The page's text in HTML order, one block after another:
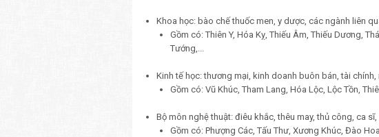
Khoa học: bào chế thuốc men, y dược, các ngành liên
Gồm có: Thiên Y, Hóa Kỵ, Thiếu Âm, Thiếu Dương,
Tướng,...
Kinh tế học: thương mại, kinh doanh buôn bán, tài
Gồm có: Vũ Khúc, Tham Lang, Hóa Lộc, Lộc Tồn,
Bộ môn nghệ thuật: điêu khắc, thêu may, thủ công, ca
Gồm có: Phượng Các, Tấu Thư, Xương Khúc, Đào